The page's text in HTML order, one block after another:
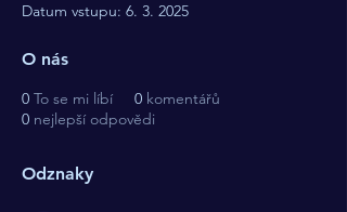
Datum vstupu: 6. 3. 2025
O nás
0 To se mi líbí 0 komentářů
0 nejlepší odpovědi
Odznaky